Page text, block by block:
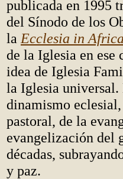
publicada en 1995
del Sínodo de los
la Ecclesia in Africa
de la Iglesia en ese
idea de Iglesia
la Iglesia universal.
dinamismo
pastoral, de la
evangelización del
décadas,
y paz.